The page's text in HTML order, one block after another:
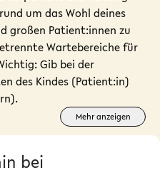
um das Wohl deines
großen Patient:innen zu
Wartebereiche für
Gib bei der
des Kindes (Patient:in)
Mehr anzeigen
bei